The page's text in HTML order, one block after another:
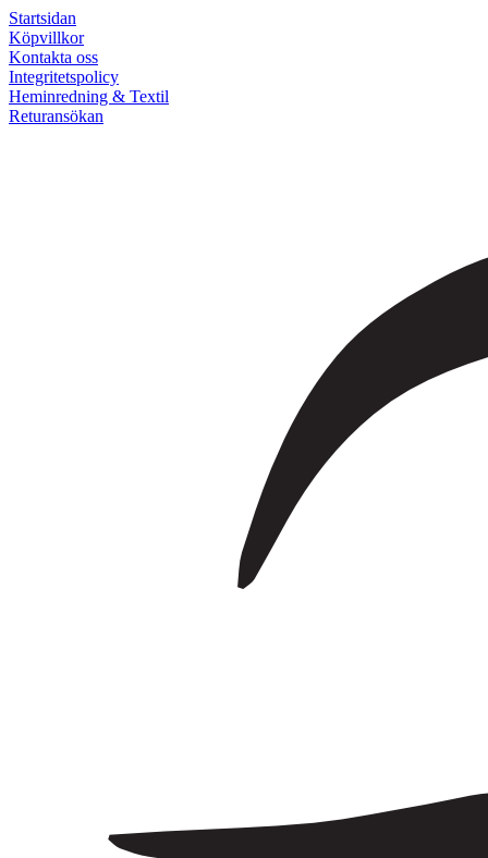
Startsidan
Köpvillkor
Kontakta oss
Integritetspolicy
Heminredning & Textil
Returansökan